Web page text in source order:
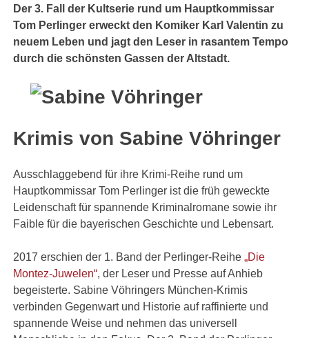
Der 3. Fall der Kultserie rund um Hauptkommissar
Tom Perlinger erweckt den Komiker Karl Valentin zu
neuem Leben und jagt den Leser in rasantem Tempo
durch die schönsten Gassen der Altstadt.
Krimis von Sabine Vöhringer
Ausschlaggebend für ihre Krimi-Reihe rund um
Hauptkommissar Tom Perlinger ist die früh geweckte
Leidenschaft für spannende Kriminalromane sowie ihr
Faible für die bayerischen Geschichte und Lebensart.
2017 erschien der 1. Band der Perlinger-Reihe„Die
Montez-Juwelen“, der Leser und Presse auf Anhieb
begeisterte. Sabine Vöhringers München-Krimis
verbinden Gegenwart und Historie auf raffinierte und
spannende Weise und nehmen das universell